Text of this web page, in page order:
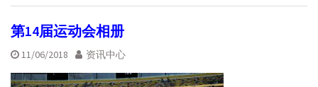
第14届运动会相册
11/06/2018 资讯中心